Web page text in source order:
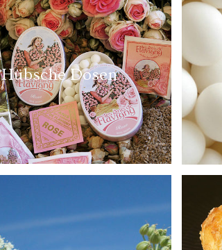
Hübsche Dosen